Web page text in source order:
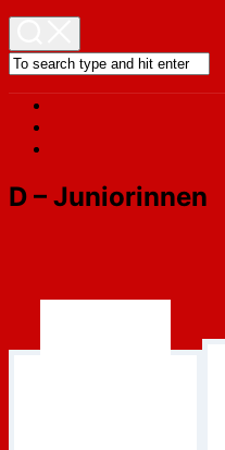
D – Juniorinnen